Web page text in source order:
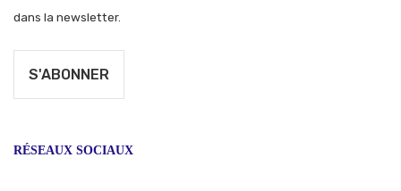
dans la newsletter.
RÉSEAUX SOCIAUX